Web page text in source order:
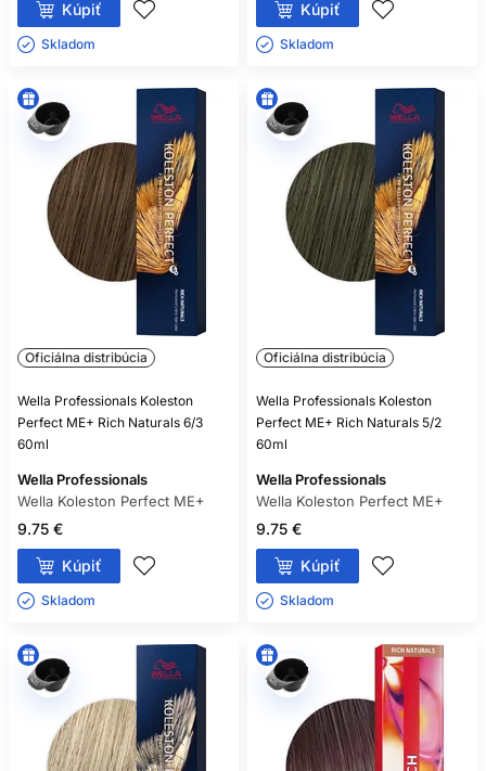
Kúpiť
Skladom ㅤ
Kúpiť
Skladom ㅤ
Oficiálna distribúcia
Wella Professionals Koleston
Perfect ME+ Rich Naturals 6/3
60ml
Wella Professionals
Wella Koleston Perfect ME+
9.75 €
Kúpiť
Skladom ㅤ
Oficiálna distribúcia
Wella Professionals Koleston
Perfect ME+ Rich Naturals 5/2
60ml
Wella Professionals
Wella Koleston Perfect ME+
9.75 €
Kúpiť
Skladom ㅤ